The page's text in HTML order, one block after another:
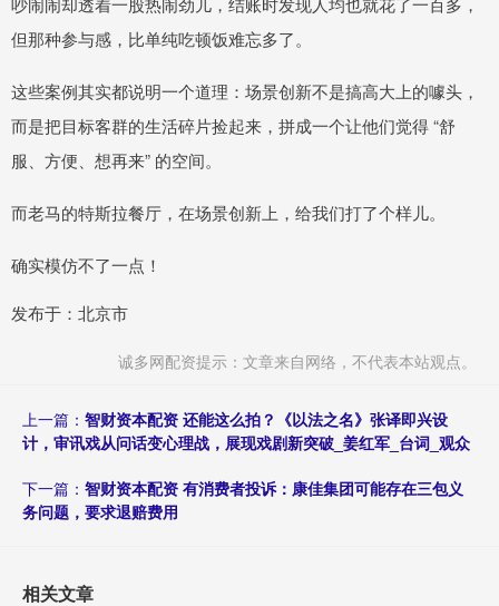
但那种参与感，比单纯吃顿饭难忘多了。
这些案例其实都说明一个道理：场景创新不是搞高大上的噱头，
而是把目标客群的生活碎片捡起来，拼成一个让他们觉得 “舒
服、方便、想再来” 的空间。
而老马的特斯拉餐厅，在场景创新上，给我们打了个样儿。
确实模仿不了一点！
发布于：北京市
诚多网配资提示：文章来自网络，不代表本站观点。
上一篇： 智财资本配资 还能这么拍？《以法之名》张译即兴设
计，审讯戏从问话变心理战，展现戏剧新突破_姜红军_台词_观众
下一篇： 智财资本配资 有消费者投诉：康佳集团可能存在三包义
务问题，要求退赔费用
相关文章